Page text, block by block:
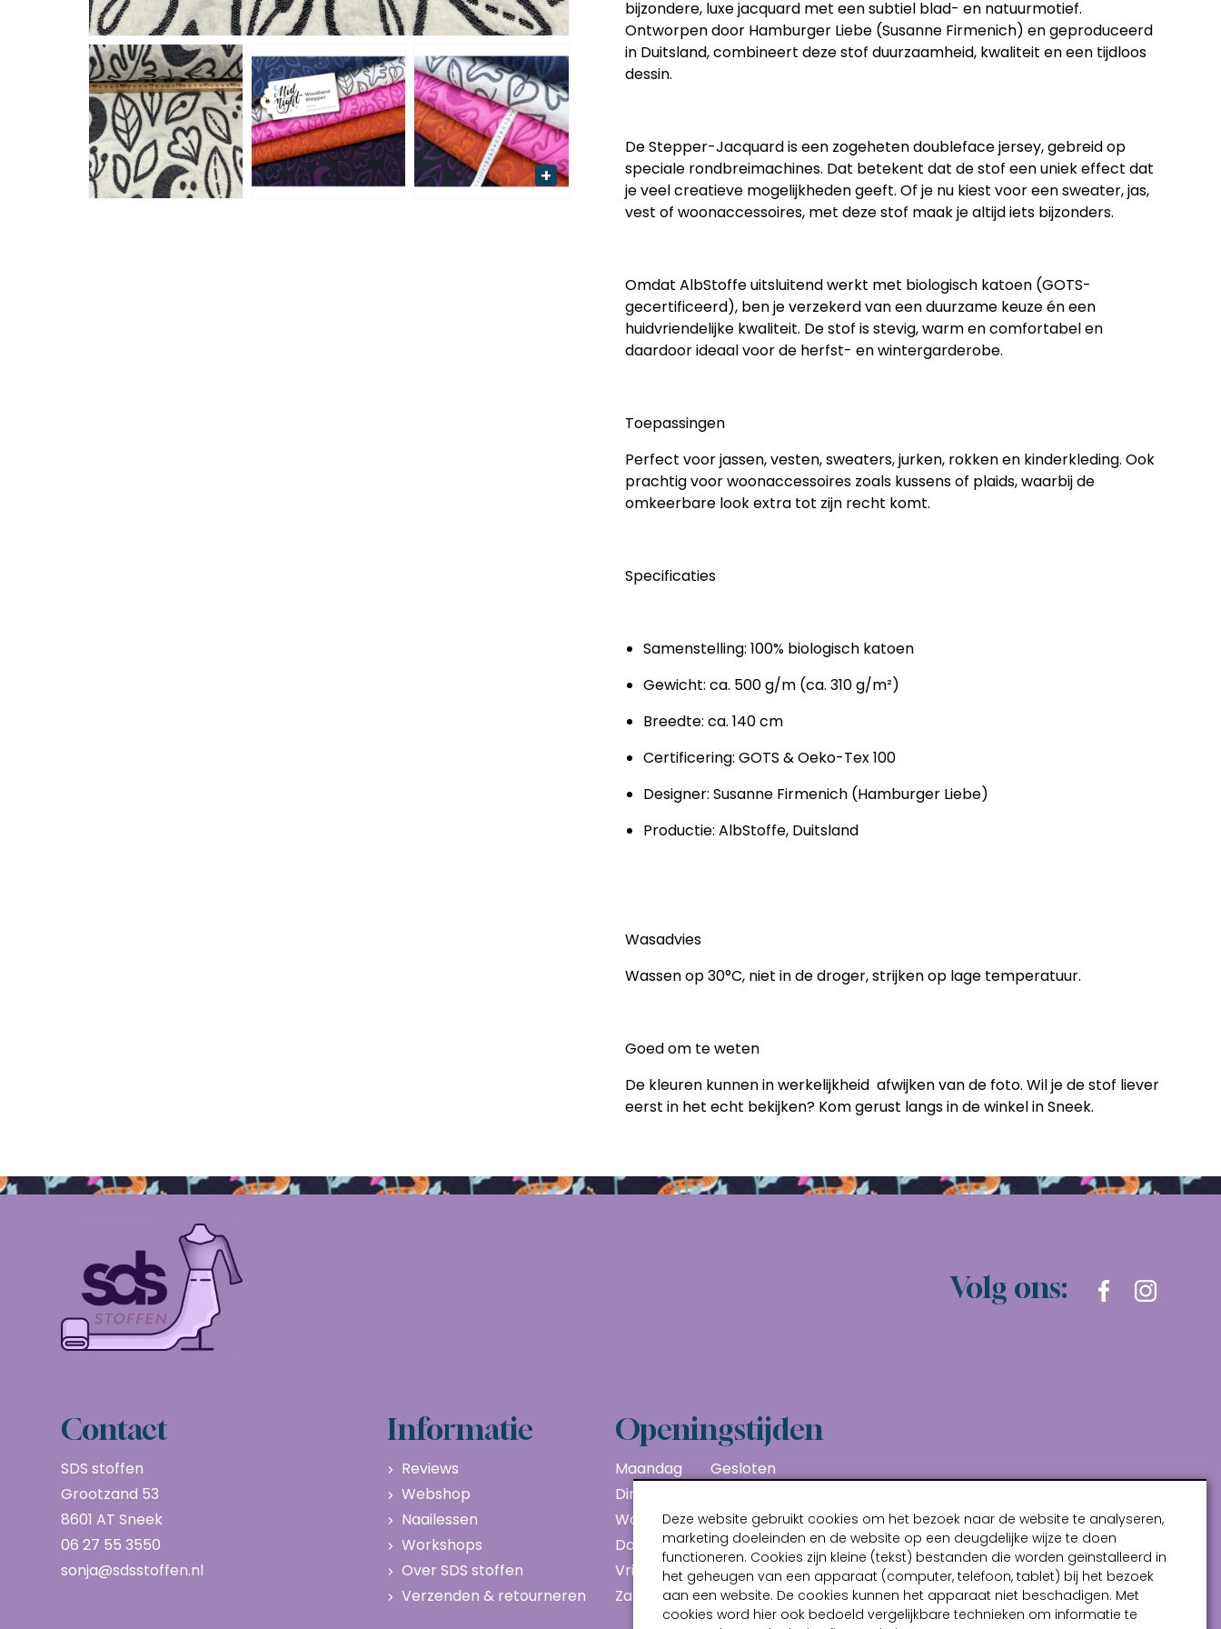
bijzondere, luxe jacquard met een subtiel blad- en natuurmotief.
Ontworpen door Hamburger Liebe (Susanne Firmenich) en geproduceerd
in Duitsland, combineert deze stof duurzaamheid, kwaliteit en een tijdloos
dessin.
DeStepper-Jacquardis een zogehetendoubleface jersey, gebreid op
speciale rondbreimachines. Dat betekent dat de stof een uniek effect dat
je veel creatieve mogelijkheden geeft. Of je nu kiest voor een sweater, jas,
vest of woonaccessoires, met deze stof maak je altijd iets bijzonders.
Omdat AlbStoffeuitsluitend werkt met biologisch katoen (GOTS-
gecertificeerd), ben je verzekerd van een duurzame keuze én een
huidvriendelijke kwaliteit. De stof is stevig, warm en comfortabel en
daardoor ideaal voor de herfst- en wintergarderobe.
Toepassingen
Perfect voor jassen, vesten, sweaters, jurken, rokken en kinderkleding. Ook
prachtig voor woonaccessoires zoals kussens of plaids, waarbij de
omkeerbare look extra tot zijn recht komt.
Specificaties
Samenstelling: 100% biologisch katoen
Gewicht: ca. 500 g/m (ca. 310 g/m²)
Breedte: ca. 140 cm
Certificering: GOTS & Oeko-Tex 100
Designer: Susanne Firmenich (Hamburger Liebe)
Productie: AlbStoffe, Duitsland
Wasadvies
Wassen op 30°C, niet in de droger, strijken op lage temperatuur.
Goed om te weten
De kleuren kunnen in werkelijkheid afwijken van de foto. Wil je de stof liever
eerst in het echt bekijken? Kom gerust langs in de winkel in Sneek.
Volg ons:
Contact
SDS stoffen
Grootzand 53
8601 AT Sneek
06 27 55 3550
sonja@sdsstoffen.nl
Informatie
Reviews
Webshop
Naailessen
Workshops
Over SDS stoffen
Verzenden & retourneren
Openingstijden
Maandag
Gesloten
Dinsdag
Woensdag
10:00 - 17:00
Donderdag
10:00 - 17:00
Vrijdag
10:00 - 17:00
Zaterdag
10:00 - 17:00
Deze website gebruikt cookies om het bezoek naar de website te analyseren,
marketing doeleinden en de website op een deugdelijke wijze te doen
functioneren. Cookies zijn kleine (tekst) bestanden die worden geïnstalleerd in
het geheugen van een apparaat (computer, telefoon, tablet) bij het bezoek
aan een website. De cookies kunnen het apparaat niet beschadigen. Met
cookies word hier ook bedoeld vergelijkbare technieken om informatie te